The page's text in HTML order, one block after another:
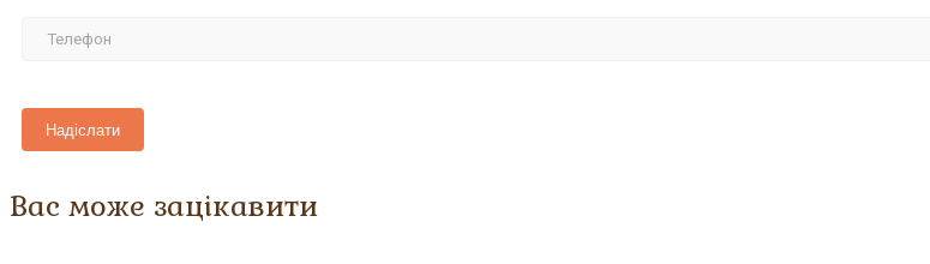
Вас може зацікавити